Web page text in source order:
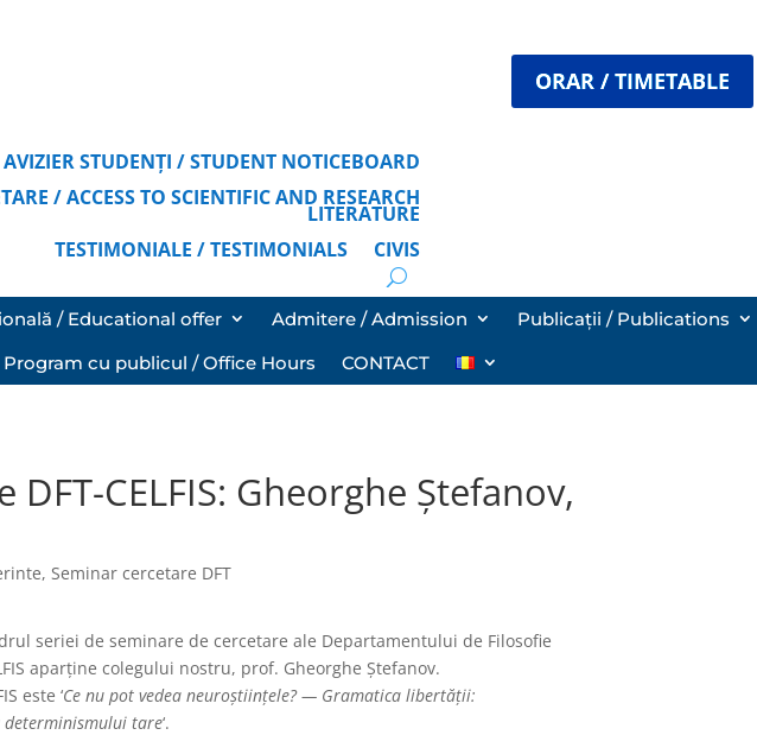
AVIZIER STUDENȚI / STUDENT NOTICEBOARD
/ ACCESS TO SCIENTIFIC AND RESEARCH
LITERATURE
TESTIMONIALE / TESTIMONIALS
CIVIS
ORAR / TIMETABLE
/ Educational offer Admitere / Admission
Publicații / Publications
Program cu publicul / Office Hours CONTACT
CELFIS: Gheorghe Ştefanov,
,Seminar cercetare DFT
seriei de seminare de cercetare ale Departamentului de Filosofie
aparține colegului nostru, prof. Gheorghe Ştefanov.
este ‘Ce nu pot vedea neuroștiințele? — Gramatica libertății:
determinismului tare‘.